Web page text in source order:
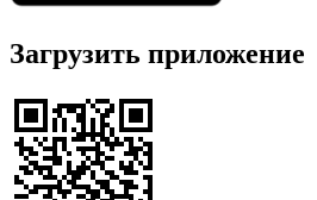
Загрузить приложение